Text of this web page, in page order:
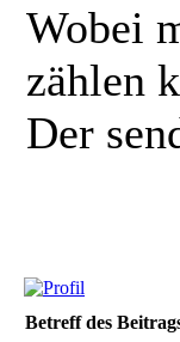
Wobei
zählen
Der
Betreff des